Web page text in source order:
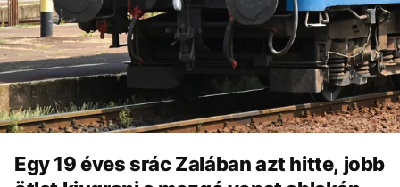
Egy 19 éves srác Zalában azt hitte, jobb